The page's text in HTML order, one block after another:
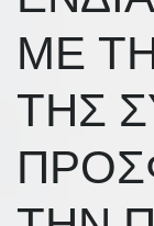
ΜΕ
ΤΗΣ